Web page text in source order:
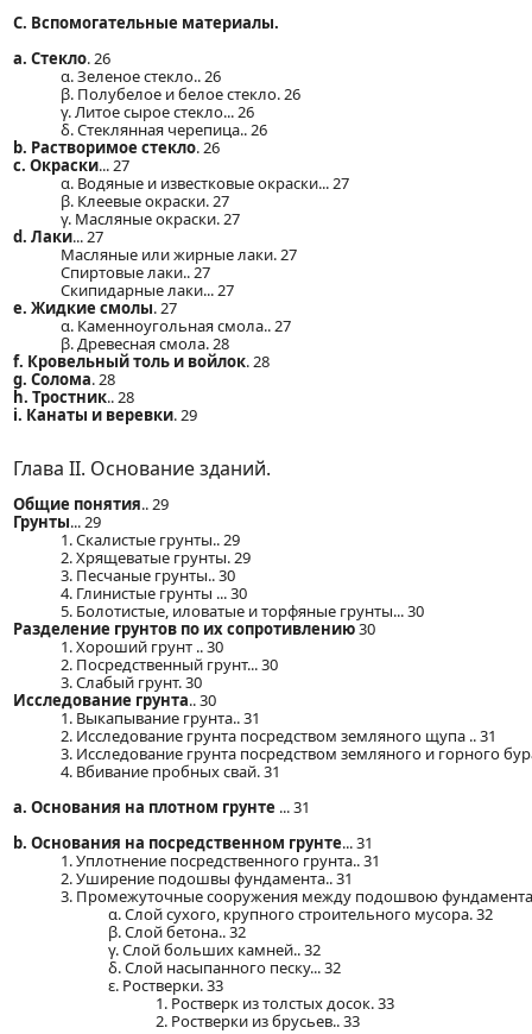
С. Вспомогательные материалы.
а. Стекло. 26
α. Зеленое стекло.. 26
β. Полубелое и белое стекло. 26
γ. Литое сырое стекло... 26
δ. Стеклянная черепица.. 26
b. Растворимое стекло. 26
c. Окраски... 27
α. Водяные и известковые окраски... 27
β. Клеевые окраски. 27
γ. Масляные окраски. 27
d. Лаки... 27
Масляные или жирные лаки. 27
Спиртовые лаки.. 27
Скипидарные лаки... 27
e. Жидкие смолы. 27
α. Каменноугольная смола.. 27
β. Древесная смола. 28
f. Кровельный толь и войлок. 28
g. Солома. 28
h. Тростник.. 28
i. Канаты и веревки. 29
Глава II. Основание зданий.
Общие понятия.. 29
Грунты... 29
1. Скалистые грунты.. 29
2. Хрящеватые грунты. 29
3. Песчаные грунты.. 30
4. Глинистые грунты ... 30
5. Болотистые, иловатые и торфяные грунты... 30
Разделение грунтов по их сопротивлению30
1. Хороший грунт .. 30
2. Посредственный грунт... 30
3. Слабый грунт. 30
Исследование грунта.. 30
1. Выкапывание грунта.. 31
2. Исследование грунта посредством земляного щупа .. 31
3. Исследование грунта посредством земляного и горного
4. Вбивание пробных свай. 31
a. Основания на плотном грунте ... 31
b. Основания на посредственном грунте... 31
1. Уплотнение посредственного грунта.. 31
2. Уширение подошвы фундамента.. 31
3. Промежуточные сооружения между подошвою фундамента
α. Слой сухого, крупного строительного мусора. 32
β. Слой бетона.. 32
γ. Слой больших камней.. 32
δ. Слой насыпанного песку... 32
ε. Ростверки. 33
1. Ростверк из толстых досок. 33
2. Ростверки из брусьев.. 33